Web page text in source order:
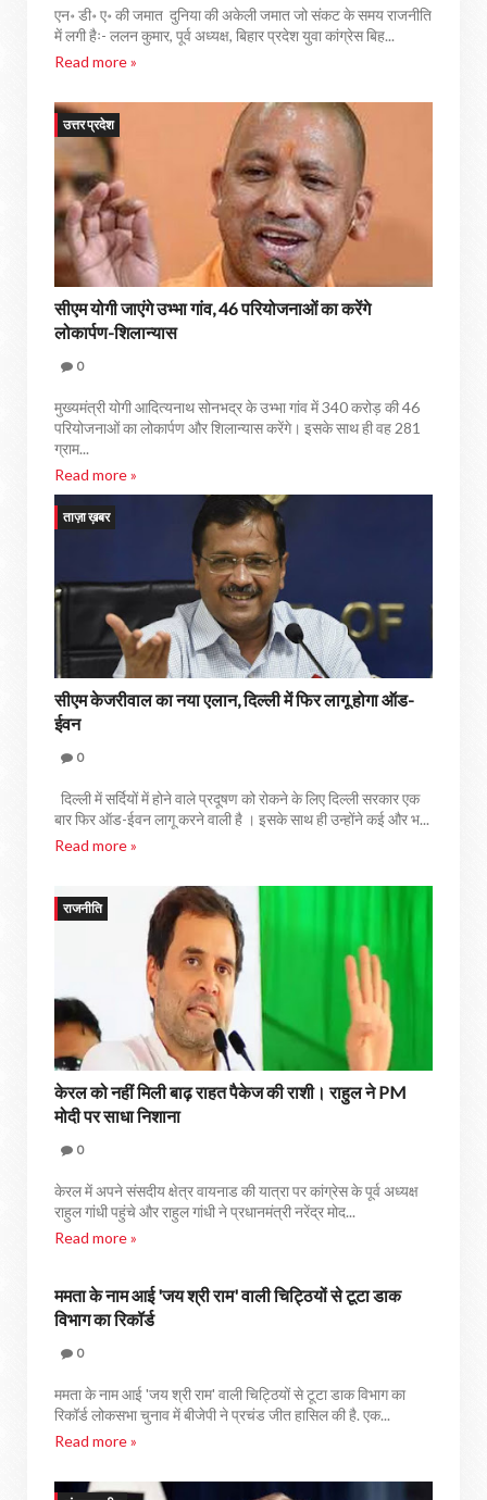
एन॰ डी॰ ए॰ की जमात दुनिया की अकेली जमात जो संकट के समय राजनीति
में लगी हैः- ललन कुमार, पूर्व अध्यक्ष, बिहार प्रदेश युवा कांग्रेस बिह...
Read more »
उत्तर प्रदेश
सीएम योगी जाएंगे उभ्भा गांव, 46 परियोजनाओं का करेंगे
लोकार्पण-शिलान्यास
0
मुख्यमंत्री योगी आदित्यनाथ सोनभद्र के उभ्भा गांव में 340 करोड़ की 46
परियोजनाओं का लोकार्पण और शिलान्यास करेंगे। इसके साथ ही वह 281
ग्राम...
Read more »
ताज़ा ख़बर
सीएम केजरीवाल का नया एलान, दिल्ली में फिर लागू होगा ऑड-
ईवन
0
दिल्ली में सर्दियों में होने वाले प्रदूषण को रोकने के लिए दिल्ली सरकार एक
बार फिर ऑड-ईवन लागू करने वाली है । इसके साथ ही उन्होंने कई और भ...
Read more »
राजनीति
केरल को नहीं मिली बाढ़ राहत पैकेज की राशी। राहुल ने PM
मोदी पर साधा निशाना
0
केरल में अपने संसदीय क्षेत्र वायनाड की यात्रा पर कांग्रेस के पूर्व अध्यक्ष
राहुल गांधी पहुंचे और राहुल गांधी ने प्रधानमंत्री नरेंद्र मोद...
Read more »
राजनीति
ममता के नाम आई 'जय श्री राम' वाली चिट्ठियों से टूटा डाक
विभाग का रिकॉर्ड
0
ममता के नाम आई 'जय श्री राम' वाली चिट्ठियों से टूटा डाक विभाग का
रिकॉर्ड लोकसभा चुनाव में बीजेपी ने प्रचंड जीत हासिल की है. एक...
Read more »